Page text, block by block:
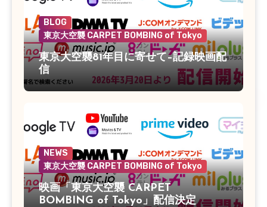
BLOG
東京大空襲 CARPET BOMBING of Tokyo
東京大空襲81年目に寄せて–記録映画配
信
NEWS
東京大空襲 CARPET BOMBING of Tokyo
映画「東京大空襲 CARPET
BOMBING of Tokyo」配信決定